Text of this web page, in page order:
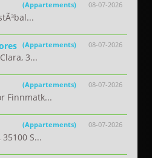
08-07-2026
(Appartements)
08-07-2026
(Appartements)
3...
08-07-2026
(Appartements)
Finnmatk...
08-07-2026
(Appartements)
S...